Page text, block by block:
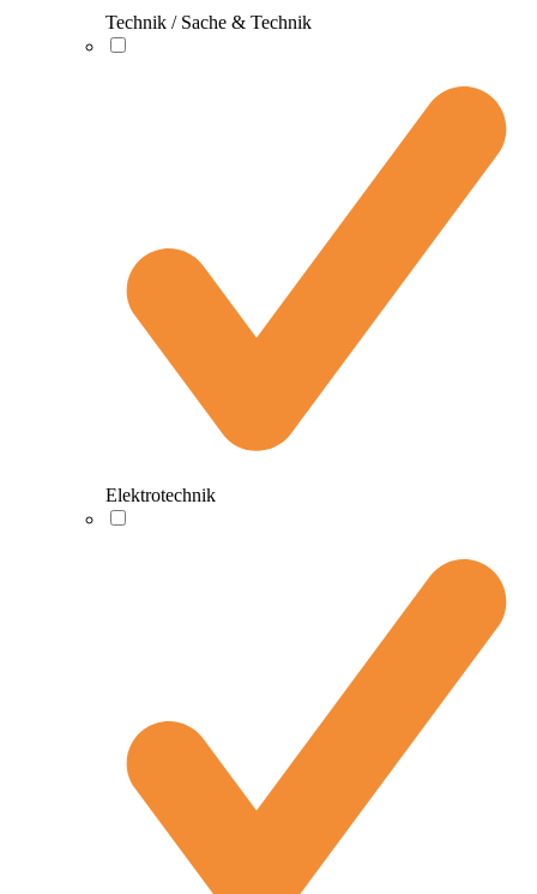
Technik / Sache & Technik
Elektrotechnik